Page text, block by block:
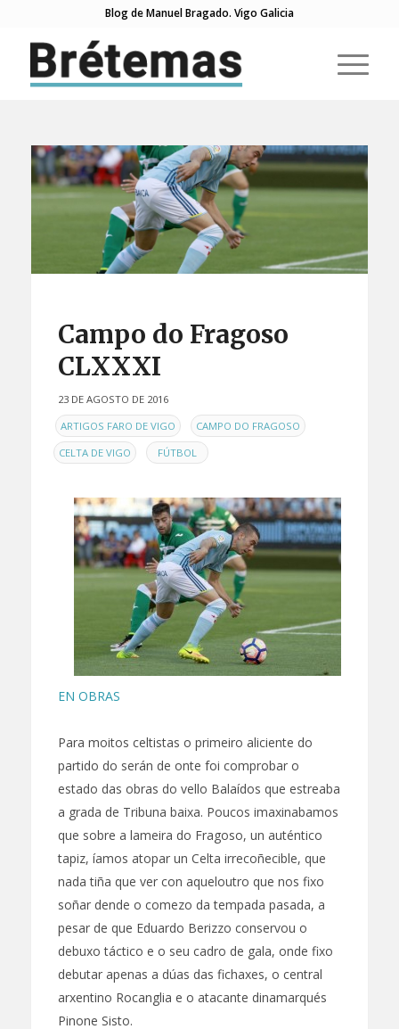
Blog de Manuel Bragado. Vigo Galicia
Campo do Fragoso
CLXXXI
23 DE AGOSTO DE 2016
ENARTIGOS FARO DE VIGO , CAMPO DO FRAGOSO ,
CELTA DE VIGO , FÚTBOL
EN OBRAS
Para moitos celtistas o primeiro aliciente do
partido do serán de onte foi comprobar o
estado das obras do vello Balaídos que estreaba
a grada de Tribuna baixa. Poucos imaxinabamos
que sobre a lameira do Fragoso, un auténtico
tapiz, íamos atopar un Celta irrecoñecible, que
nada tiña que ver con aqueloutro que nos fixo
soñar dende o comezo da tempada pasada, a
pesar de que Eduardo Berizzo conservou o
debuxo táctico e o seu cadro de gala, onde fixo
debutar apenas a dúas das fichaxes, o central
arxentino Rocanglia e o atacante dinamarqués
Pinone Sisto.